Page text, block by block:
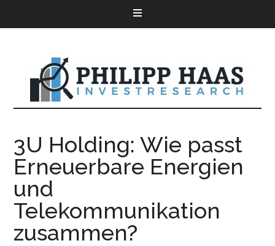
3U Holding: Wie passt
Erneuerbare Energien
und
Telekommunikation
zusammen?